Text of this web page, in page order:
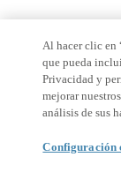
Al hacer clic en
que pueda
Privacidad y
mejorar
análisis de sus
Configuración